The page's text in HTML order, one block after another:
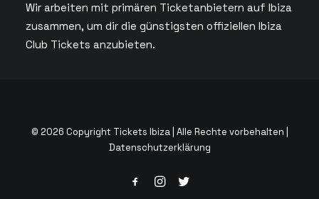
Wir arbeiten mit primären Ticketanbietern auf Ibiza
zusammen, um dir die günstigsten offiziellen Ibiza
Club Tickets anzubieten.
© 2026 Copyright Tickets Ibiza | Alle Rechte vorbehalten |
Datenschutzerklärung